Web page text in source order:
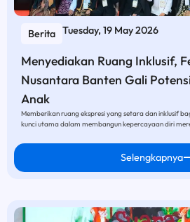
Berita Tuesday, 19 May 2026
Menyediakan Ruang Inklusif,
Nusantara Banten Gali
Anak
Memberikan ruang ekspresi yang setara dan inklusif
kunci utama dalam membangun kepercayaan diri
Selengkapnya